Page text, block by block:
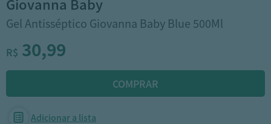
Gel Antisséptico Giovanna Baby Blue 500Ml
R$ 30,99
Adicionar a lista